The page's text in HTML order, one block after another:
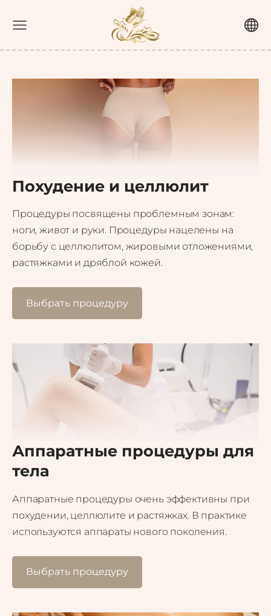
Похудение и целлюлит
Процедуры посвящены проблемным зонам:
ноги, живот и руки. Процедуры нацелены на
борьбу с целлюлитом, жировыми отложениями,
растяжками и дряблой кожей.
Выбрать процедуру
Аппаратные процедуры для
тела
Аппаратные процедуры очень эффективны при
похудении, целлюлите и растяжках. В практике
используются аппараты нового поколения.
Выбрать процедуру